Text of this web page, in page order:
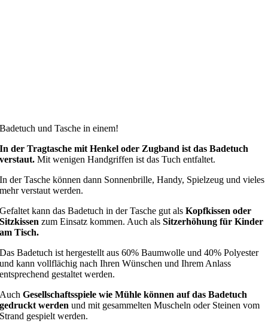
Badetuch und Tasche in einem!
In der Tragtasche mit Henkel oder Zugband ist das Badetuch
verstaut. Mit wenigen Handgriffen ist das Tuch entfaltet.
In der Tasche können dann Sonnenbrille, Handy, Spielzeug und vieles
mehr verstaut werden.
Gefaltet kann das Badetuch in der Tasche gut alsKopfkissen oder
Sitzkissen zum Einsatz kommen. Auch als Sitzerhöhung für Kinder
am Tisch.
Das Badetuch ist hergestellt aus 60% Baumwolle und 40% Polyester
und kann vollflächig nach Ihren Wünschen und Ihrem Anlass
entsprechend gestaltet werden.
AuchGesellschaftsspiele wie Mühle können auf das Badetuch
gedruckt werden und mit gesammelten Muscheln oder Steinen vom
Strand gespielt werden.